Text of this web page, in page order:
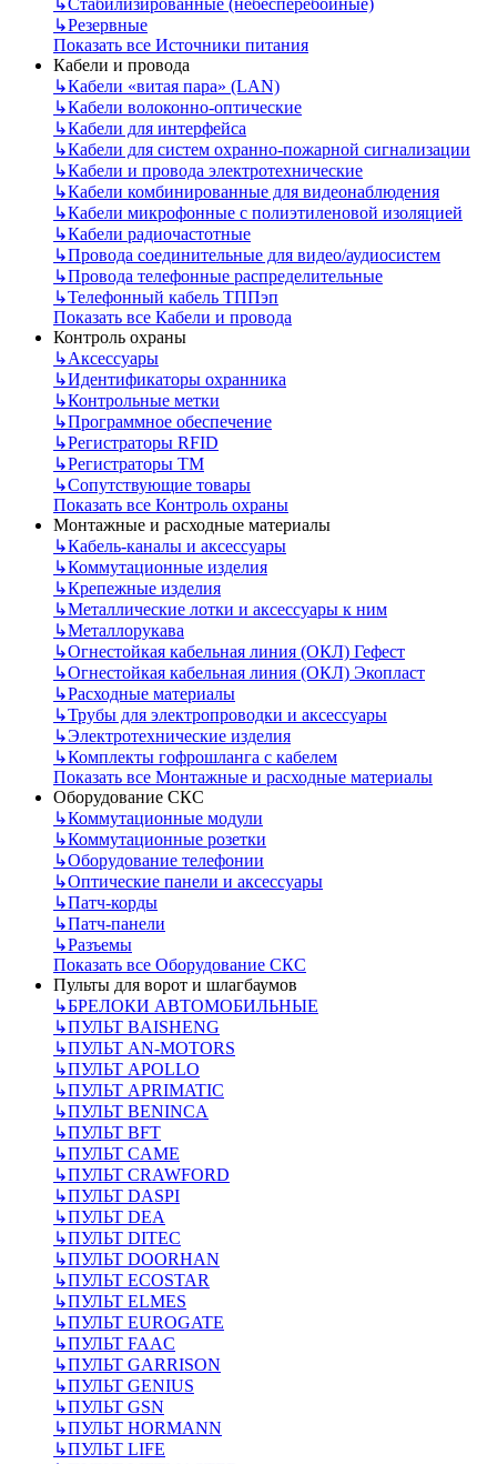
↳Стабилизированные (небесперебойные)
↳Резервные
Показать все Источники питания
Кабели и провода
↳Кабели «витая пара» (LAN)
↳Кабели волоконно-оптические
↳Кабели для интерфейса
↳Кабели для систем охранно-пожарной сигнализации
↳Кабели и провода электротехнические
↳Кабели комбинированные для видеонаблюдения
↳Кабели микрофонные с полиэтиленовой изоляцией
↳Кабели радиочастотные
↳Провода соединительные для видео/аудиосистем
↳Провода телефонные распределительные
↳Телефонный кабель ТППэп
Показать все Кабели и провода
Контроль охраны
↳Аксессуары
↳Идентификаторы охранника
↳Контрольные метки
↳Программное обеспечение
↳Регистраторы RFID
↳Регистраторы ТМ
↳Сопутствующие товары
Показать все Контроль охраны
Монтажные и расходные материалы
↳Кабель-каналы и аксессуары
↳Коммутационные изделия
↳Крепежные изделия
↳Металлические лотки и аксессуары к ним
↳Металлорукава
↳Огнестойкая кабельная линия (ОКЛ) Гефест
↳Огнестойкая кабельная линия (ОКЛ) Экопласт
↳Расходные материалы
↳Трубы для электропроводки и аксессуары
↳Электротехнические изделия
↳Комплекты гофрошланга с кабелем
Показать все Монтажные и расходные материалы
Оборудование СКС
↳Коммутационные модули
↳Коммутационные розетки
↳Оборудование телефонии
↳Оптические панели и аксессуары
↳Патч-корды
↳Патч-панели
↳Разъемы
Показать все Оборудование СКС
Пульты для ворот и шлагбаумов
↳БРЕЛОКИ АВТОМОБИЛЬНЫЕ
↳ПУЛЬТ BAISHENG
↳ПУЛЬТ AN-MOTORS
↳ПУЛЬТ APOLLO
↳ПУЛЬТ APRIMATIC
↳ПУЛЬТ BENINCA
↳ПУЛЬТ BFT
↳ПУЛЬТ CAME
↳ПУЛЬТ CRAWFORD
↳ПУЛЬТ DASPI
↳ПУЛЬТ DEA
↳ПУЛЬТ DITEC
↳ПУЛЬТ DOORHAN
↳ПУЛЬТ ECOSTAR
↳ПУЛЬТ ELMES
↳ПУЛЬТ EUROGATE
↳ПУЛЬТ FAAC
↳ПУЛЬТ GARRISON
↳ПУЛЬТ GENIUS
↳ПУЛЬТ GSN
↳ПУЛЬТ HORMANN
↳ПУЛЬТ LIFE